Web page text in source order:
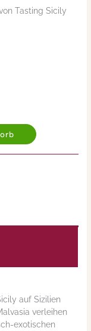
Tasting Sicily
auf Sizilien
verleihen
exotischen